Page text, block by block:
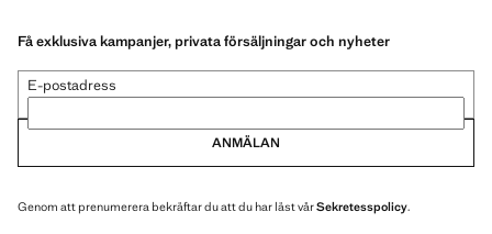
Få exklusiva kampanjer, privata försäljningar och nyheter
E-postadress
ANMÄLAN
Genom att prenumerera bekräftar du att du har läst vårSekretesspolicy.